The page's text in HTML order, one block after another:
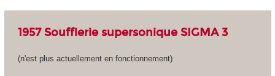
1957 Soufflerie supersonique SIGMA 3
(n'est plus actuellement en fonctionnement)